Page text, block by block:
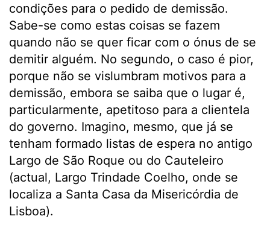
condições para o pedido de demissão.
Sabe-se como estas coisas se fazem
quando não se quer ficar com o ónus de se
demitir alguém. No segundo, o caso é pior,
porque não se vislumbram motivos para a
demissão, embora se saiba que o lugar é,
particularmente, apetitoso para a clientela
do governo. Imagino, mesmo, que já se
tenham formado listas de espera no antigo
Largo de São Roque ou do Cauteleiro
(actual, Largo Trindade Coelho, onde se
localiza a Santa Casa da Misericórdia de
Lisboa).